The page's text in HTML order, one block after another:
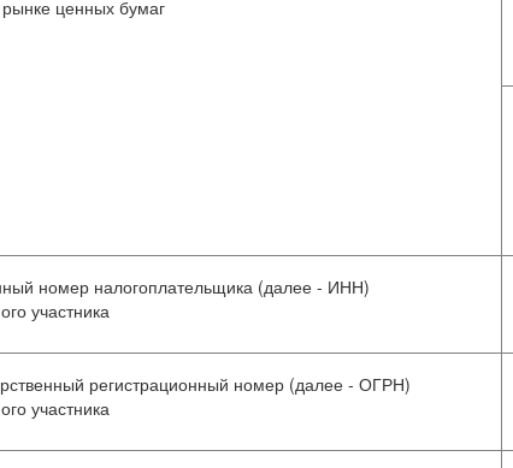
ценных бумаг
номер налогоплательщика (далее - ИНН)
участника
регистрационный номер (далее - ОГРН)
участника